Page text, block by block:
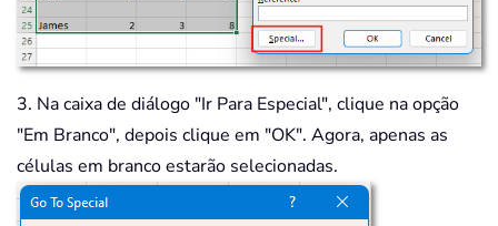
3. Na caixa de diálogo "Ir Para Especial", clique na opção
"Em Branco", depois clique em "OK". Agora, apenas as
células em branco estarão selecionadas.